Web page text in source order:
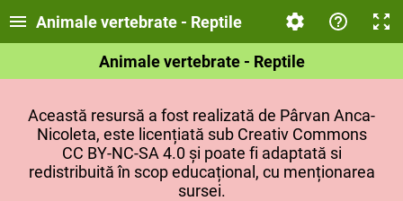
Animale vertebrate - Reptile
Animale vertebrate - Reptile
Această resursă a fost realizată de Pârvan Anca-
Nicoleta, este licențiată sub Creativ Commons
CC BY-NC-SA 4.0 și poate fi adaptată si
redistribuită în scop educațional, cu menționarea
sursei.